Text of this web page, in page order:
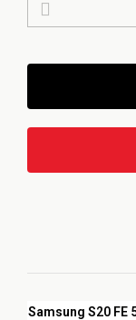
Samsung S20 FE